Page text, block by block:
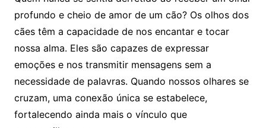
profundo e cheio de amor de um cão? Os olhos dos
cães têm a capacidade de nos encantar e tocar
nossa alma. Eles são capazes de expressar
emoções e nos transmitir mensagens sem a
necessidade de palavras. Quando nossos olhares se
cruzam, uma conexão única se estabelece,
fortalecendo ainda mais o vínculo que